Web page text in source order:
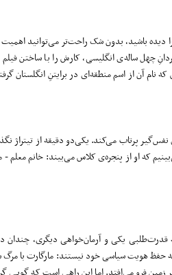
۲۰۰۹ را دیده باشید، بدون شک راحت‌تر می‌توانید
چهل ‌ساله‌ی انگلیسی‌، کارش را با ساختن فیلم‌
نام آن از اسم منطقه‌ای در برایتنِ انگلستان
نفس‌گیر پرتاب می‌کند. یکی‌دو دقیقه از تیتراژ
که او از پنجره‌ی کلاس می‌بیند: خانم معلم -
یکی و آرمان‌خواهی دیگری، چندان
به حفظ هویت سیاسی خود نیستند: مارگارت با